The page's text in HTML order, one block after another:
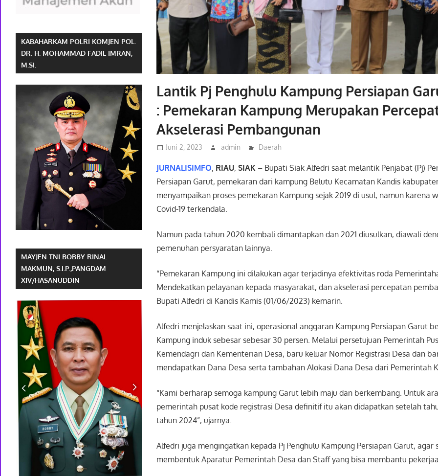
Lantik Pj Penghulu Kampung Persiapan
: Pemekaran Kampung Merupakan
Akselerasi Pembangunan
Juni 2, 2023 admin Daerah
JURNALISIMFO, RIAU,SIAK – Bupati Siak Alfedri saat melantik Penjabat (Pj)
Persiapan Garut, pemekaran dari kampung Belutu Kecamatan Kandis
menyampaikan proses pemekaran Kampung sejak 2019 di usul, namun karena
Covid-19 terkendala.
Namun pada tahun 2020 kembali dimantapkan dan 2021 diusulkan, diawali
pemenuhan persyaratan lainnya.
“Pemekaran Kampung ini dilakukan agar terjadinya efektivitas roda
Mendekatkan pelayanan kepada masyarakat, dan akselerasi percepatan
Bupati Alfedri di Kandis Kamis (01/06/2023) kemarin.
Alfedri menjelaskan saat ini, operasional anggaran Kampung Persiapan Garut
Kampung induk sebesar sebesar 30 persen. Melalui persetujuan Pemerintah
Kemendagri dan Kementerian Desa, baru keluar Nomor Registrasi Desa dan
mendapatkan Dana Desa serta tambahan Alokasi Dana Desa dari Pemerintah
“Kami berharap semoga kampung Garut lebih maju dan berkembang. Untuk
pemerintah pusat kode registrasi Desa definitif itu akan didapatkan setelah
tahun 2024”, ujarnya.
Alfedri juga mengingatkan kepada Pj Penghulu Kampung Persiapan Garut, agar
membentuk Aparatur Pemerintah Desa dan Staff yang bisa membantu
KABAHARKAM POLRI KOMJEN POL.
DR. H. MOHAMMAD FADIL IMRAN,
M.SI.
MAYJEN TNI BOBBY RINAL
MAKMUN, S.I.P.,PANGDAM
XIV/HASANUDDIN